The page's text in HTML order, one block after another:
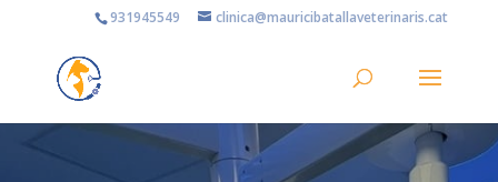
‎931945549 clinica@mauricibatallaveterinaris.cat